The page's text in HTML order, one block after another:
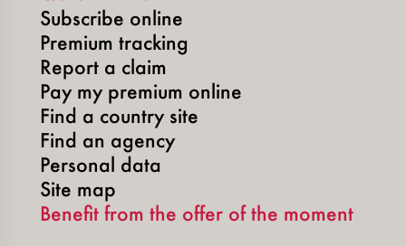
Subscribe online
Premium tracking
Report a claim
Pay my premium online
Find a country site
Find an agency
Personal data
Site map
Benefit from the offer of the moment